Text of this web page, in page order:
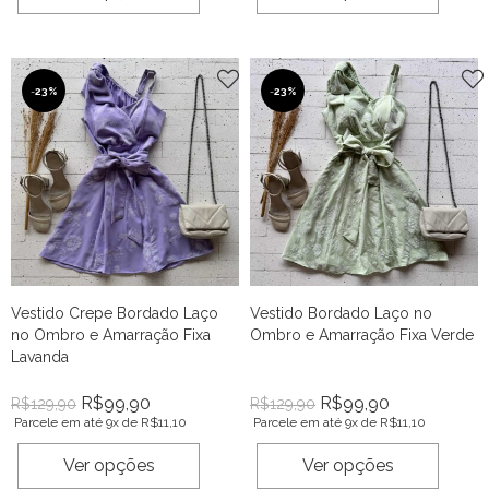
-23%
Vestido Crepe Bordado Laço
no Ombro e Amarração Fixa
Lavanda
R$129,90 R$99,90
Parcele em até 9x de R$11,10
Ver opções
-23%
Vestido Bordado Laço no
Ombro e Amarração Fixa Verde
R$129,90 R$99,90
Parcele em até 9x de R$11,10
Ver opções